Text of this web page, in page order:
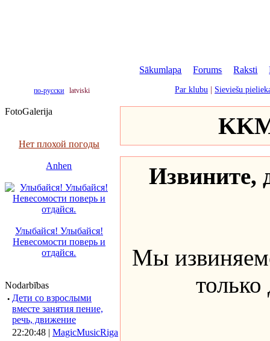
Sākumlapa |Forums |Raksti |
по-русски latviski Par klubu Sieviešu
FotoGalerija
Нет плохой погоды
Anhen
Улыбайся! Улыбайся!
Невесомости поверь и
отдайся.
Nodarbības
· Дети со взрослыми
вместе занятия пение,
речь, движение
22:20:48 | MagicMusicRiga
Извините,
Мы